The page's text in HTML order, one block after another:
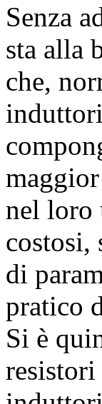
Senza
sta alla
che,
nel loro
costosi,
di
pratico
Si è
resistori